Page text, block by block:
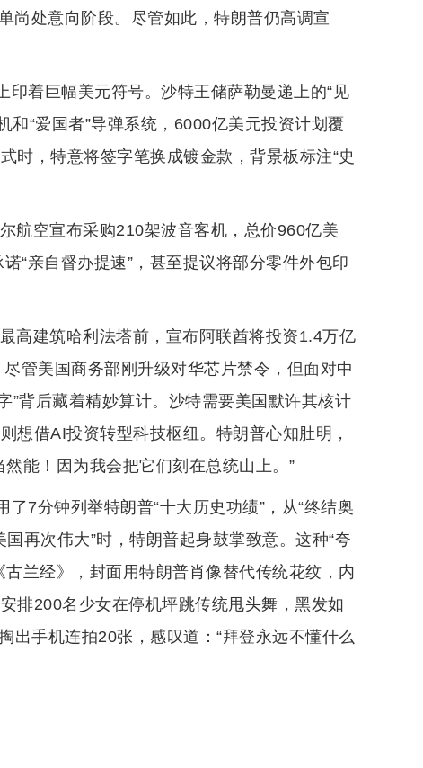
尚处意向阶段。尽管如此，特朗普仍高调宣
着巨幅美元符号。沙特王储萨勒曼递上的“见
“爱国者”导弹系统，6000亿美元投资计划覆
时，特意将签字笔换成镀金款，背景板标注“史
航空宣布采购210架波音客机，总价960亿美
“亲自督办提速”，甚至提议将部分零件外包印
高建筑哈利法塔前，宣布阿联酋将投资1.4万亿
管美国商务部刚升级对华芯片禁令，但面对中
”背后藏着精妙算计。沙特需要美国默许其核计
想借AI投资转型科技枢纽。特朗普心知肚明，
能！因为我会把它们刻在总统山上。”
7分钟列举特朗普“十大历史功绩”，从“终结奥
再次伟大”时，特朗普起身鼓掌致意。这种“夸
兰经》，封面用特朗普肖像替代传统花纹，内
排200名少女在停机坪跳传统甩头舞，黑发如
出手机连拍20张，感叹道：“拜登永远不懂什么